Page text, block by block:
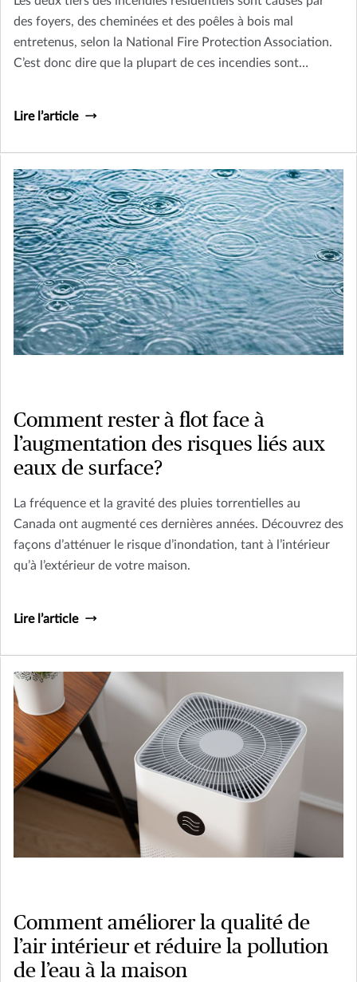
des foyers, des cheminées et des poêles à bois mal
entretenus, selon la National Fire Protection Association.
C’est donc dire que la plupart de ces incendies sont
Lire l’article
Comment rester à flot face à
l’augmentation des risques liés aux
eaux de surface?
La fréquence et la gravité des pluies torrentielles au
Canada ont augmenté ces dernières années. Découvrez des
façons d’atténuer le risque d’inondation, tant à l’intérieur
qu’à l’extérieur de votre maison.
Lire l’article
Comment améliorer la qualité de
l’air intérieur et réduire la pollution
de l’eau à la maison